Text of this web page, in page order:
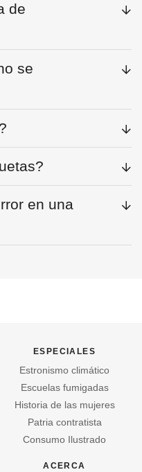
de
se
en una
especiales
Estronismo climático
Escuelas fumigadas
Historia de las mujeres
Patria contratista
Consumo Ilustrado
acerca